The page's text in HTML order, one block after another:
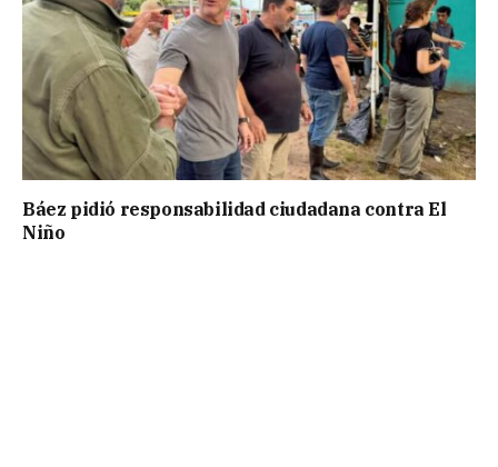
Báez pidió responsabilidad ciudadana contra El
Niño